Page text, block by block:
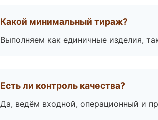
Какой минимальный тираж?
Выполняем как единичные изделия,
Есть ли контроль качества?
Да, ведём входной, операционный и